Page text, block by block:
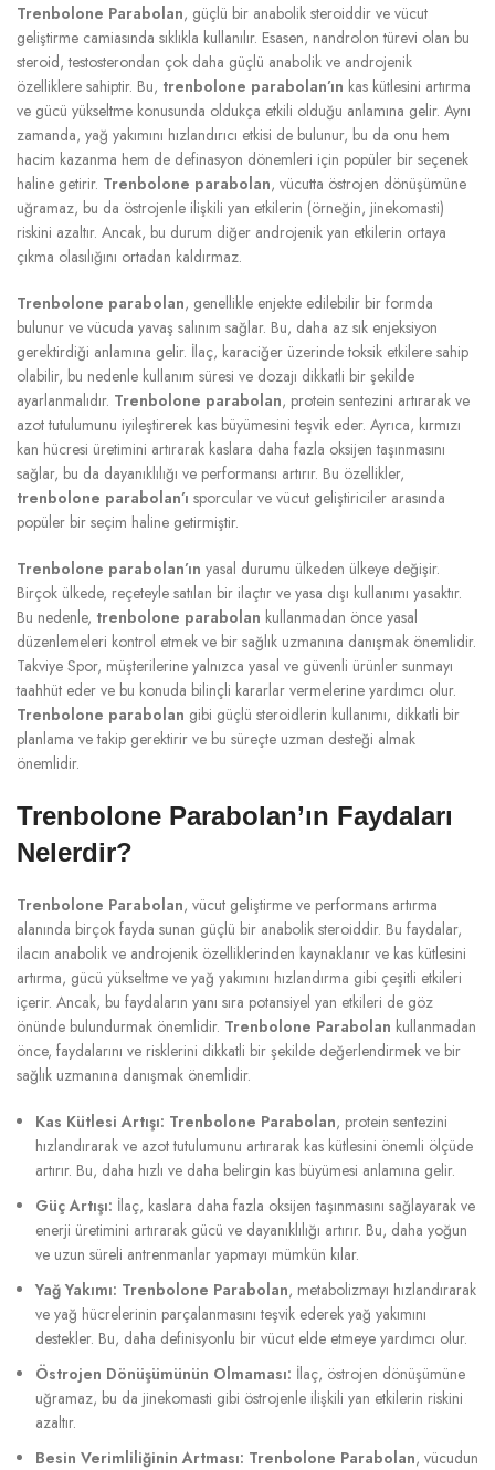
Trenbolone Parabolan, güçlü bir anabolik steroiddir ve vücut
geliştirme camiasında sıklıkla kullanılır. Esasen, nandrolon türevi olan bu
steroid, testosterondan çok daha güçlü anabolik ve androjenik
özelliklere sahiptir. Bu, trenbolone parabolan’ın kas kütlesini artırma
ve gücü yükseltme konusunda oldukça etkili olduğu anlamına gelir. Aynı
zamanda, yağ yakımını hızlandırıcı etkisi de bulunur, bu da onu hem
hacim kazanma hem de definasyon dönemleri için popüler bir seçenek
haline getirir. Trenbolone parabolan, vücutta östrojen dönüşümüne
uğramaz, bu da östrojenle ilişkili yan etkilerin (örneğin, jinekomasti)
riskini azaltır. Ancak, bu durum diğer androjenik yan etkilerin ortaya
çıkma olasılığını ortadan kaldırmaz.
Trenbolone parabolan, genellikle enjekte edilebilir bir formda
bulunur ve vücuda yavaş salınım sağlar. Bu, daha az sık enjeksiyon
gerektirdiği anlamına gelir. İlaç, karaciğer üzerinde toksik etkilere sahip
olabilir, bu nedenle kullanım süresi ve dozajı dikkatli bir şekilde
ayarlanmalıdır. Trenbolone parabolan, protein sentezini artırarak ve
azot tutulumunu iyileştirerek kas büyümesini teşvik eder. Ayrıca, kırmızı
kan hücresi üretimini artırarak kaslara daha fazla oksijen taşınmasını
sağlar, bu da dayanıklılığı ve performansı artırır. Bu özellikler,
trenbolone parabolan’ı sporcular ve vücut geliştiriciler arasında
popüler bir seçim haline getirmiştir.
Trenbolone parabolan’ın yasal durumu ülkeden ülkeye değişir.
Birçok ülkede, reçeteyle satılan bir ilaçtır ve yasa dışı kullanımı yasaktır.
Bu nedenle, trenbolone parabolan kullanmadan önce yasal
düzenlemeleri kontrol etmek ve bir sağlık uzmanına danışmak önemlidir.
Takviye Spor, müşterilerine yalnızca yasal ve güvenli ürünler sunmayı
taahhüt eder ve bu konuda bilinçli kararlar vermelerine yardımcı olur.
Trenbolone parabolan gibi güçlü steroidlerin kullanımı, dikkatli bir
planlama ve takip gerektirir ve bu süreçte uzman desteği almak
önemlidir.
Trenbolone Parabolan’ın Faydaları
Nelerdir?
Trenbolone Parabolan, vücut geliştirme ve performans artırma
alanında birçok fayda sunan güçlü bir anabolik steroiddir. Bu faydalar,
ilacın anabolik ve androjenik özelliklerinden kaynaklanır ve kas kütlesini
artırma, gücü yükseltme ve yağ yakımını hızlandırma gibi çeşitli etkileri
içerir. Ancak, bu faydaların yanı sıra potansiyel yan etkileri de göz
önünde bulundurmak önemlidir. Trenbolone Parabolan kullanmadan
önce, faydalarını ve risklerini dikkatli bir şekilde değerlendirmek ve bir
sağlık uzmanına danışmak önemlidir.
Kas Kütlesi Artışı: Trenbolone Parabolan, protein sentezini
hızlandırarak ve azot tutulumunu artırarak kas kütlesini önemli ölçüde
artırır. Bu, daha hızlı ve daha belirgin kas büyümesi anlamına gelir.
Güç Artışı: İlaç, kaslara daha fazla oksijen taşınmasını sağlayarak ve
enerji üretimini artırarak gücü ve dayanıklılığı artırır. Bu, daha yoğun
ve uzun süreli antrenmanlar yapmayı mümkün kılar.
Yağ Yakımı: Trenbolone Parabolan, metabolizmayı hızlandırarak
ve yağ hücrelerinin parçalanmasını teşvik ederek yağ yakımını
destekler. Bu, daha definisyonlu bir vücut elde etmeye yardımcı olur.
Östrojen Dönüşümünün Olmaması: İlaç, östrojen dönüşümüne
uğramaz, bu da jinekomasti gibi östrojenle ilişkili yan etkilerin riskini
azaltır.
Besin Verimliliğinin Artması: Trenbolone Parabolan, vücudun